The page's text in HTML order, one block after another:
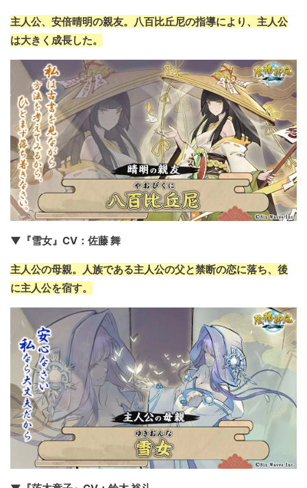
主人公、安倍晴明の親友。八百比丘尼の指導により、主人公
は大きく成長した。
▼『雪女』CV：佐藤 舞
主人公の母親。人族である主人公の父と禁断の恋に落ち、後
に主人公を宿す。